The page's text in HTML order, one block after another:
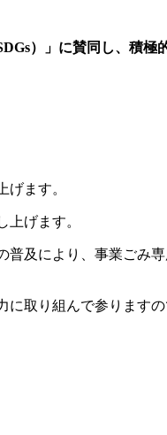
）」に賛同し、積
ます。
げます。
及により、事業ごみ
取り組んで参ります